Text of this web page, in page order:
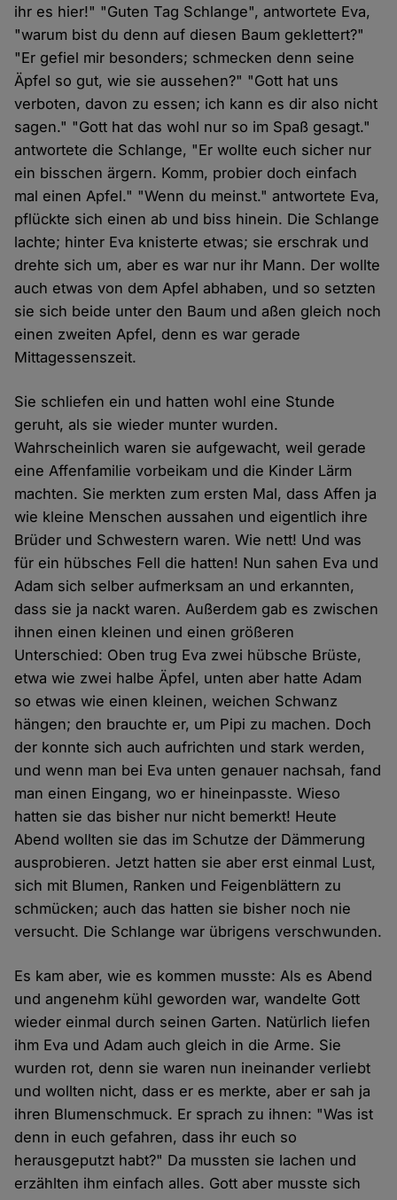
ihr es hier!" "Guten Tag Schlange", antwortete Eva,
"warum bist du denn auf diesen Baum geklettert?"
"Er gefiel mir besonders; schmecken denn seine
Äpfel so gut, wie sie aussehen?" "Gott hat uns
verboten, davon zu essen; ich kann es dir also nicht
sagen." "Gott hat das wohl nur so im Spaß gesagt."
antwortete die Schlange, "Er wollte euch sicher nur
ein bisschen ärgern. Komm, probier doch einfach
mal einen Apfel." "Wenn du meinst." antwortete Eva,
pflückte sich einen ab und biss hinein. Die Schlange
lachte; hinter Eva knisterte etwas; sie erschrak und
drehte sich um, aber es war nur ihr Mann. Der wollte
auch etwas von dem Apfel abhaben, und so setzten
sie sich beide unter den Baum und aßen gleich noch
einen zweiten Apfel, denn es war gerade
Mittagessenszeit.
Sie schliefen ein und hatten wohl eine Stunde
geruht, als sie wieder munter wurden.
Wahrscheinlich waren sie aufgewacht, weil gerade
eine Affenfamilie vorbeikam und die Kinder Lärm
machten. Sie merkten zum ersten Mal, dass Affen ja
wie kleine Menschen aussahen und eigentlich ihre
Brüder und Schwestern waren. Wie nett! Und was
für ein hübsches Fell die hatten! Nun sahen Eva und
Adam sich selber aufmerksam an und erkannten,
dass sie ja nackt waren. Außerdem gab es zwischen
ihnen einen kleinen und einen größeren
Unterschied: Oben trug Eva zwei hübsche Brüste,
etwa wie zwei halbe Äpfel, unten aber hatte Adam
so etwas wie einen kleinen, weichen Schwanz
hängen; den brauchte er, um Pipi zu machen. Doch
der konnte sich auch aufrichten und stark werden,
und wenn man bei Eva unten genauer nachsah, fand
man einen Eingang, wo er hineinpasste. Wieso
hatten sie das bisher nur nicht bemerkt! Heute
Abend wollten sie das im Schutze der Dämmerung
ausprobieren. Jetzt hatten sie aber erst einmal Lust,
sich mit Blumen, Ranken und Feigenblättern zu
schmücken; auch das hatten sie bisher noch nie
versucht. Die Schlange war übrigens verschwunden.
Es kam aber, wie es kommen musste: Als es Abend
und angenehm kühl geworden war, wandelte Gott
wieder einmal durch seinen Garten. Natürlich liefen
ihm Eva und Adam auch gleich in die Arme. Sie
wurden rot, denn sie waren nun ineinander verliebt
und wollten nicht, dass er es merkte, aber er sah ja
ihren Blumenschmuck. Er sprach zu ihnen: "Was ist
denn in euch gefahren, dass ihr euch so
herausgeputzt habt?" Da mussten sie lachen und
erzählten ihm einfach alles. Gott aber musste sich